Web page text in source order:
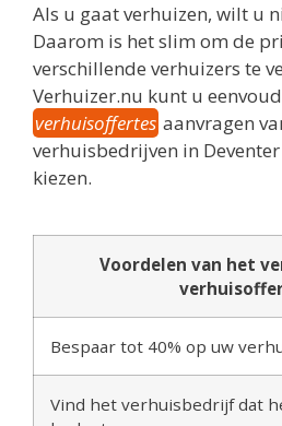
Als u gaat verhuizen, wilt u
Daarom is het slim om de
verschillende verhuizers te
Verhuizer.nu kunt u
verhuisoffertes aanvragen
verhuisbedrijven in
kiezen.
Voordelen van het
Bespaar tot 40% op uw
Vind het verhuisbedrijf dat